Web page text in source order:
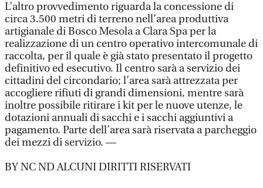
L’altro provvedimento riguarda la concessione di
circa 3.500 metri di terreno nell’area produttiva
artigianale di Bosco Mesola a Clara Spa per la
realizzazione di un centro operativo intercomunale di
raccolta, per il quale è già stato presentato il progetto
definitivo ed esecutivo. Il centro sarà a servizio dei
cittadini del circondario; l’area sarà attrezzata per
accogliere rifiuti di grandi dimensioni, mentre sarà
inoltre possibile ritirare i kit per le nuove utenze, le
dotazioni annuali di sacchi e i sacchi aggiuntivi a
pagamento. Parte dell’area sarà riservata a parcheggio
dei mezzi di servizio. —
BY NC ND ALCUNI DIRITTI RISERVATI